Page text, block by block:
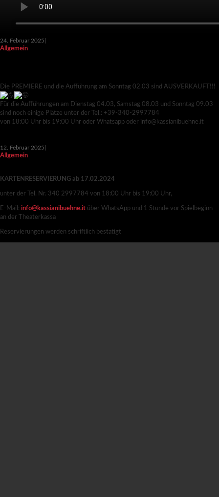
24. Februar 2025
Allgemein
Die PREMIERE und die Aufführung am Sonntag 02.03 sind AUSVERKAUFT!!!
Für die Aufführungen am Dienstag 04.03, Samstag 08.03 und Sonntag 09.03
sind noch einige Plätze unter der Tel.: +39-340-2997784
von 18:00 Uhr bis 19:00 Uhr oder Whatsapp oder info@kassianibuehne.it
12. Februar 2025
Allgemein
KARTENRESERVIERUNG ab 17.02.2024
unter der Tel. Nr. 340 2997784 von 18:00 Uhr bis 19:00 Uhr,
E-Mail: info@kassianibuehne.it über WhatsApp und 1 Stunde vor Spielbeginn
an der Theaterkassa
Reservierungen werden schriftlich bestätigt